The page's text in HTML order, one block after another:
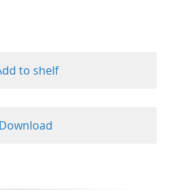
to shelf
Download